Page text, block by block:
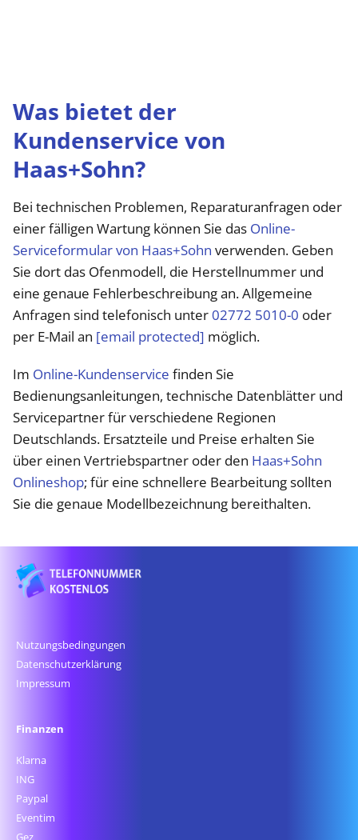
Was bietet der
Kundenservice von
Haas+Sohn?
Bei technischen Problemen, Reparaturanfragen oder
einer fälligen Wartung können Sie das Online-
Serviceformular von Haas+Sohn verwenden. Geben
Sie dort das Ofenmodell, die Herstellnummer und
eine genaue Fehlerbeschreibung an. Allgemeine
Anfragen sind telefonisch unter02772 5010-0 oder
per E-Mail an [email protected] möglich.
Im Online-Kundenservice finden Sie
Bedienungsanleitungen, technische Datenblätter und
Servicepartner für verschiedene Regionen
Deutschlands. Ersatzteile und Preise erhalten Sie
über einen Vertriebspartner oder den Haas+Sohn
Onlineshop; für eine schnellere Bearbeitung sollten
Sie die genaue Modellbezeichnung bereithalten.
Nutzungsbedingungen
Datenschutz­erklärung
Impressum
Finanzen
Klarna
ING
Paypal
Eventim
Gez